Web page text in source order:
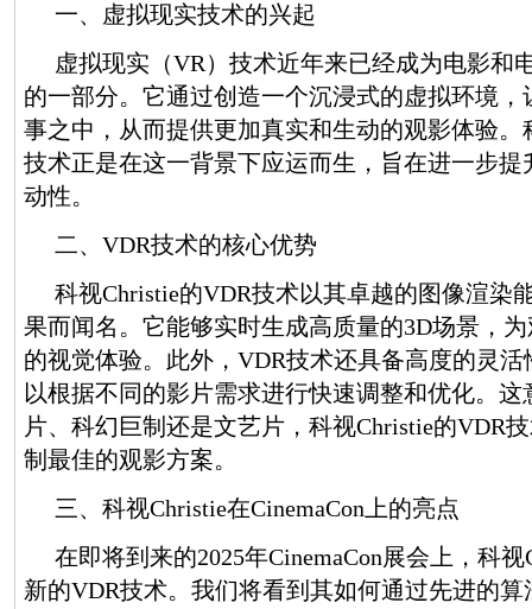
一、虚拟现实技术的兴起
虚拟现实（VR）技术近年来已经成为电影和
的一部分。它通过创造一个沉浸式的虚拟环境
事之中，从而提供更加真实和生动的观影体验。
技术正是在这一背景下应运而生，旨在进一步提
动性。
二、VDR技术的核心优势
科视Christie的VDR技术以其卓越的图像渲染
果而闻名。它能够实时生成高质量的3D场景，
的视觉体验。此外，VDR技术还具备高度的灵
以根据不同的影片需求进行快速调整和优化。
片、科幻巨制还是文艺片，科视Christie的VDR
制最佳的观影方案。
三、科视Christie在CinemaCon上的亮点
在即将到来的2025年CinemaCon展会上，科
新的VDR技术。我们将看到其如何通过先进的